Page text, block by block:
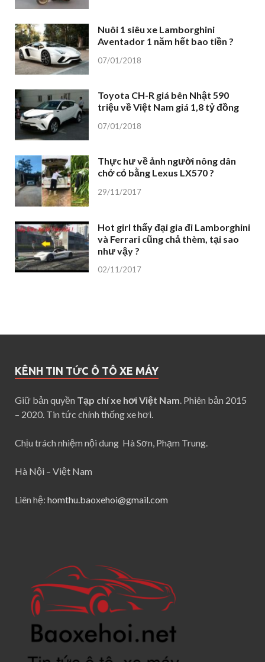
Nuôi 1 siêu xe Lamborghini
Aventador 1 năm hết bao tiền ?
07/01/2018
Toyota CH-R giá bên Nhật 590
triệu về Việt Nam giá 1,8 tỷ đồng
07/01/2018
Thực hư về ảnh người nông dân
chở cỏ bằng Lexus LX570 ?
29/11/2017
Hot girl thấy đại gia đi Lamborghini
và Ferrari cũng chả thèm, tại sao
như vậy ?
02/11/2017
KÊNH TIN TỨC Ô TÔ XE MÁY
Giữ bản quyền Tạp chí xe hơi Việt Nam. Phiên bản 2015
– 2020. Tin tức chính thống xe hơi.
Chịu trách nhiệm nội dung Hà Sơn, Phạm Trung.
Hà Nội – Việt Nam
Liên hệ: homthu.baoxehoi@gmail.com